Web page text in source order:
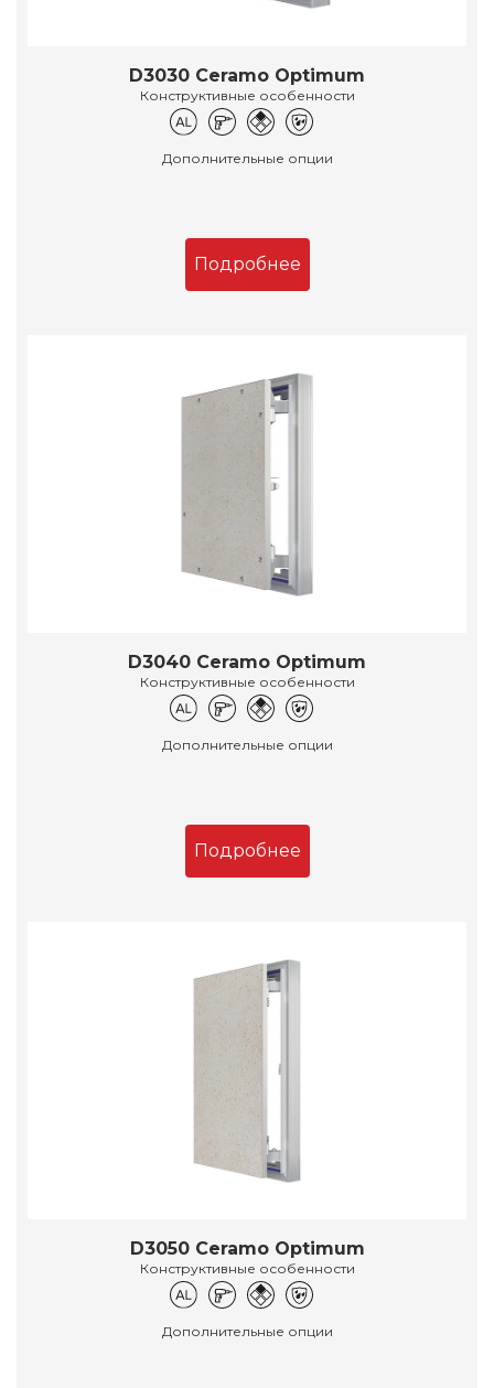
D3030 Ceramo Optimum
Конструктивные особенности
Дополнительные опции
Подробнее
D3040 Ceramo Optimum
Конструктивные особенности
Дополнительные опции
Подробнее
D3050 Ceramo Optimum
Конструктивные особенности
Дополнительные опции